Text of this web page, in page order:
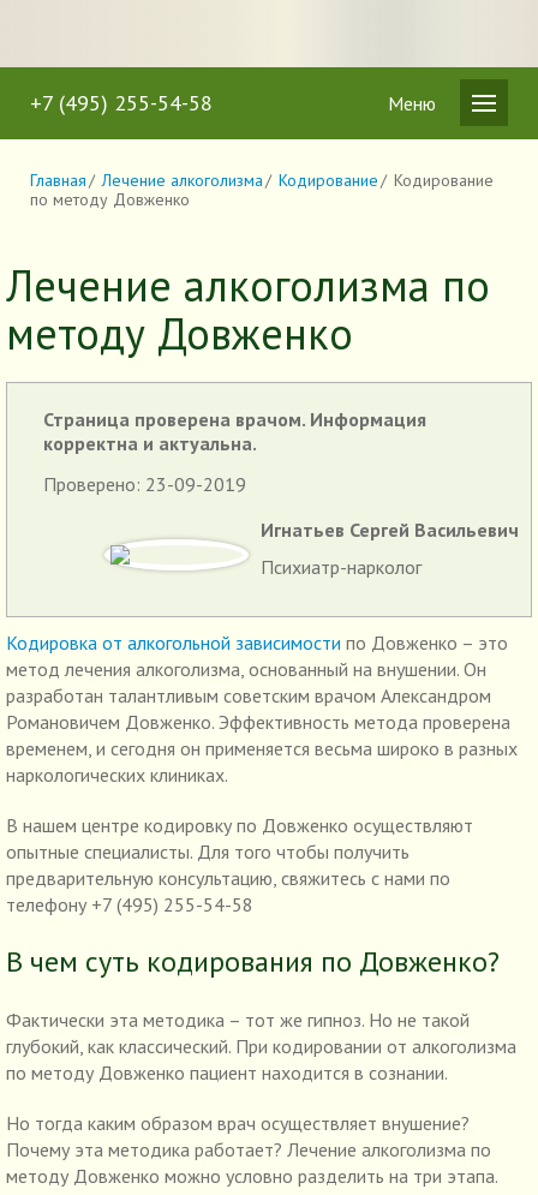
Меню
+7 (495) 255-54-58
Главная Лечение алкоголизма Кодирование
Кодирование
по методу Довженко
Лечение алкоголизма по
методу Довженко
Страница проверена врачом. Информация
корректна и актуальна.
Проверено: 23-09-2019
Игнатьев Сергей Васильевич
Психиатр-нарколог
Кодировка от алкогольной зависимости по Довженко – это
метод лечения алкоголизма, основанный на внушении. Он
разработан талантливым советским врачом Александром
Романовичем Довженко. Эффективность метода проверена
временем, и сегодня он применяется весьма широко в разных
наркологических клиниках.
В нашем центре кодировку по Довженко осуществляют
опытные специалисты. Для того чтобы получить
предварительную консультацию, свяжитесь с нами по
телефону +7 (495) 255-54-58
В чем суть кодирования по Довженко?
Фактически эта методика – тот же гипноз. Но не такой
глубокий, как классический. При кодировании от алкоголизма
по методу Довженко пациент находится в сознании.
Но тогда каким образом врач осуществляет внушение?
Почему эта методика работает? Лечение алкоголизма по
методу Довженко можно условно разделить на три этапа.